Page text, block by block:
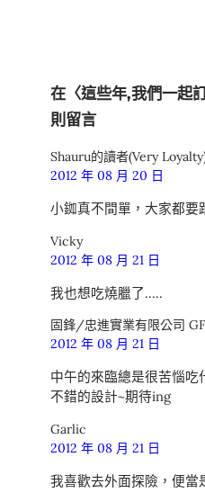
在〈這些年,我們一起
則留言
Shauru的讀者(Very
2012 年 08 月 20 日
小銣真不間單，大家都要
Vicky
2012 年 08 月 21 日
我也想吃燒臘了…..
固鋒/忠進實業有限公司 GF
2012 年 08 月 21 日
中午的來臨總是很苦惱吃
不錯的設計~期待ing
Garlic
2012 年 08 月 21 日
我喜歡去外面探險，便當